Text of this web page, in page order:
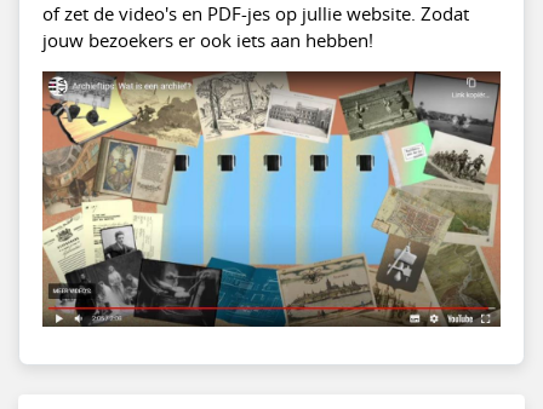
of zet de video's en PDF-jes op jullie website. Zodat
jouw bezoekers er ook iets aan hebben!